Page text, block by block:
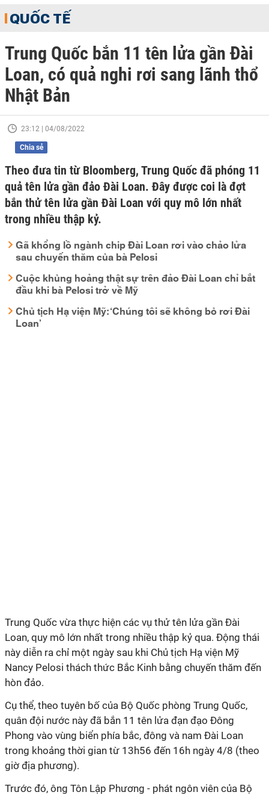
QUỐC TẾ
Trung Quốc bắn 11 tên lửa gần Đài
Loan, có quả nghi rơi sang lãnh thổ
Nhật Bản
23:12 | 04/08/2022
Chia sẻ
Theo đưa tin từ Bloomberg, Trung Quốc đã phóng 11
quả tên lửa gần đảo Đài Loan. Đây được coi là đợt
bắn thử tên lửa gần Đài Loan với quy mô lớn nhất
trong nhiều thập kỷ.
Gã khổng lồ ngành chip Đài Loan rơi vào chảo lửa
sau chuyến thăm của bà Pelosi
Cuộc khủng hoảng thật sự trên đảo Đài Loan chỉ bắt
đầu khi bà Pelosi trở về Mỹ
Chủ tịch Hạ viện Mỹ: ‘Chúng tôi sẽ không bỏ rơi Đài
Loan’
Trung Quốc vừa thực hiện các vụ thử tên lửa gần Đài
Loan, quy mô lớn nhất trong nhiều thập kỷ qua. Động thái
này diễn ra chỉ một ngày sau khi Chủ tịch Hạ viện Mỹ
Nancy Pelosi thách thức Bắc Kinh bằng chuyến thăm đến
hòn đảo.
Cụ thể, theo tuyên bố của Bộ Quốc phòng Trung Quốc,
quân đội nước này đã bắn 11 tên lửa đạn đạo Đông
Phong vào vùng biển phía bắc, đông và nam Đài Loan
trong khoảng thời gian từ 13h56 đến 16h ngày 4/8 (theo
giờ địa phương).
Trước đó, ông Tôn Lập Phương - phát ngôn viên của Bộ